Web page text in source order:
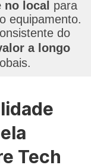
no local para
equipamento.
do
a longo
.
Tech